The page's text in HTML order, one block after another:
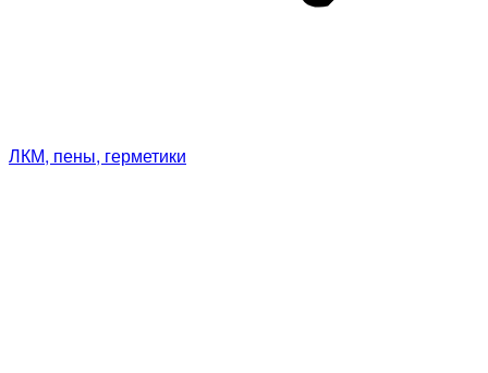
ЛКМ, пены, герметики